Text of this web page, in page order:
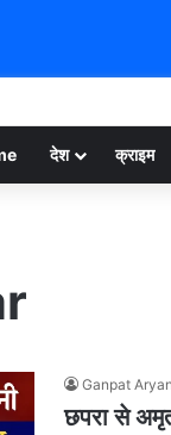
देश क्राइम
Ganpat Aryan
छपरा से